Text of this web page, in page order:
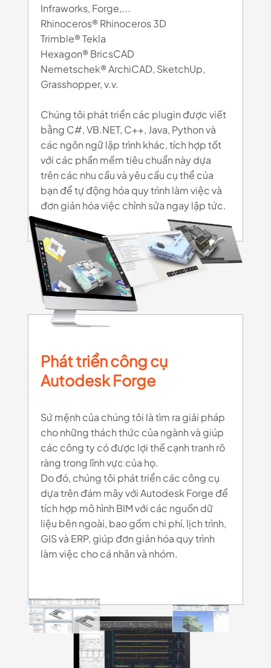
Infraworks, Forge,...
Rhinoceros® Rhinoceros 3D
Trimble® Tekla
Hexagon® BricsCAD
Nemetschek® ArchiCAD, SketchUp,
Grasshopper, v.v.
Chúng tôi phát triển các plugin được viết
bằng C#, VB.NET, C++, Java, Python và
các ngôn ngữ lập trình khác, tích hợp tốt
với các phần mềm tiêu chuẩn này dựa
trên các nhu cầu và yêu cầu cụ thể của
bạn để tự động hóa quy trình làm việc và
đơn giản hóa việc chỉnh sửa ngay lập tức.
Phát triển công cụ
Autodesk Forge
Sứ mệnh của chúng tôi là tìm ra giải pháp
cho những thách thức của ngành và giúp
các công ty có được lợi thế cạnh tranh rõ
ràng trong lĩnh vực của họ.
Do đó, chúng tôi phát triển các công cụ
dựa trên đám mây với Autodesk Forge để
tích hợp mô hình BIM với các nguồn dữ
liệu bên ngoài, bao gồm chi phí, lịch trình,
GIS và ERP, giúp đơn giản hóa quy trình
làm việc cho cá nhân và nhóm.